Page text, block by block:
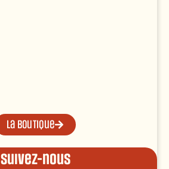
La boutique
Suivez-nous